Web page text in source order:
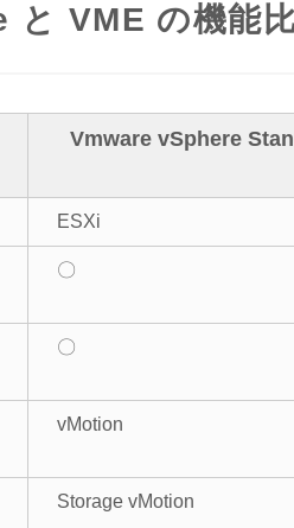
VME の機能
Vmware vSphere
ESXi
〇
〇
vMotion
Storage vMotion